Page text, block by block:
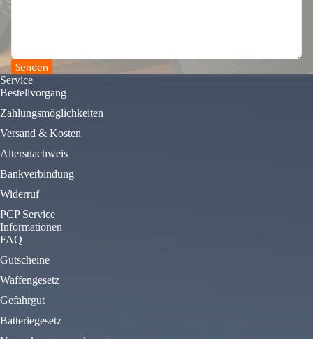
Senden
Service
Bestellvorgang
Zahlungsmöglichkeiten
Versand & Kosten
Altersnachweis
Bankverbindung
Widerruf
PCP Service
Informationen
FAQ
Gutscheine
Waffengesetz
Gefahrgut
Batteriegesetz